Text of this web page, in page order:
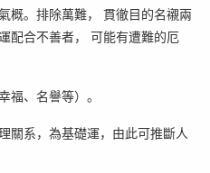
概。排除萬難， 貫徹目的名襯兩
配合不善者， 可能有遭難的厄
福、名譽等）。
關系，為基礎運，由此可推斷人